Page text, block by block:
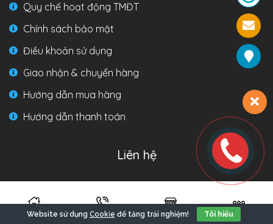
Quy chế hoạt động TMĐT
Chính sách bảo mật
Điều khoản sử dụng
Giao nhận & chuyển hàng
Hướng dẫn mua hàng
Hướng dẫn thanh toán
Liên hệ
Miền Bắc: 0969.68.58.98
Website sử dụng Cookie để tăng trải nghiệm! Tôi hiểu